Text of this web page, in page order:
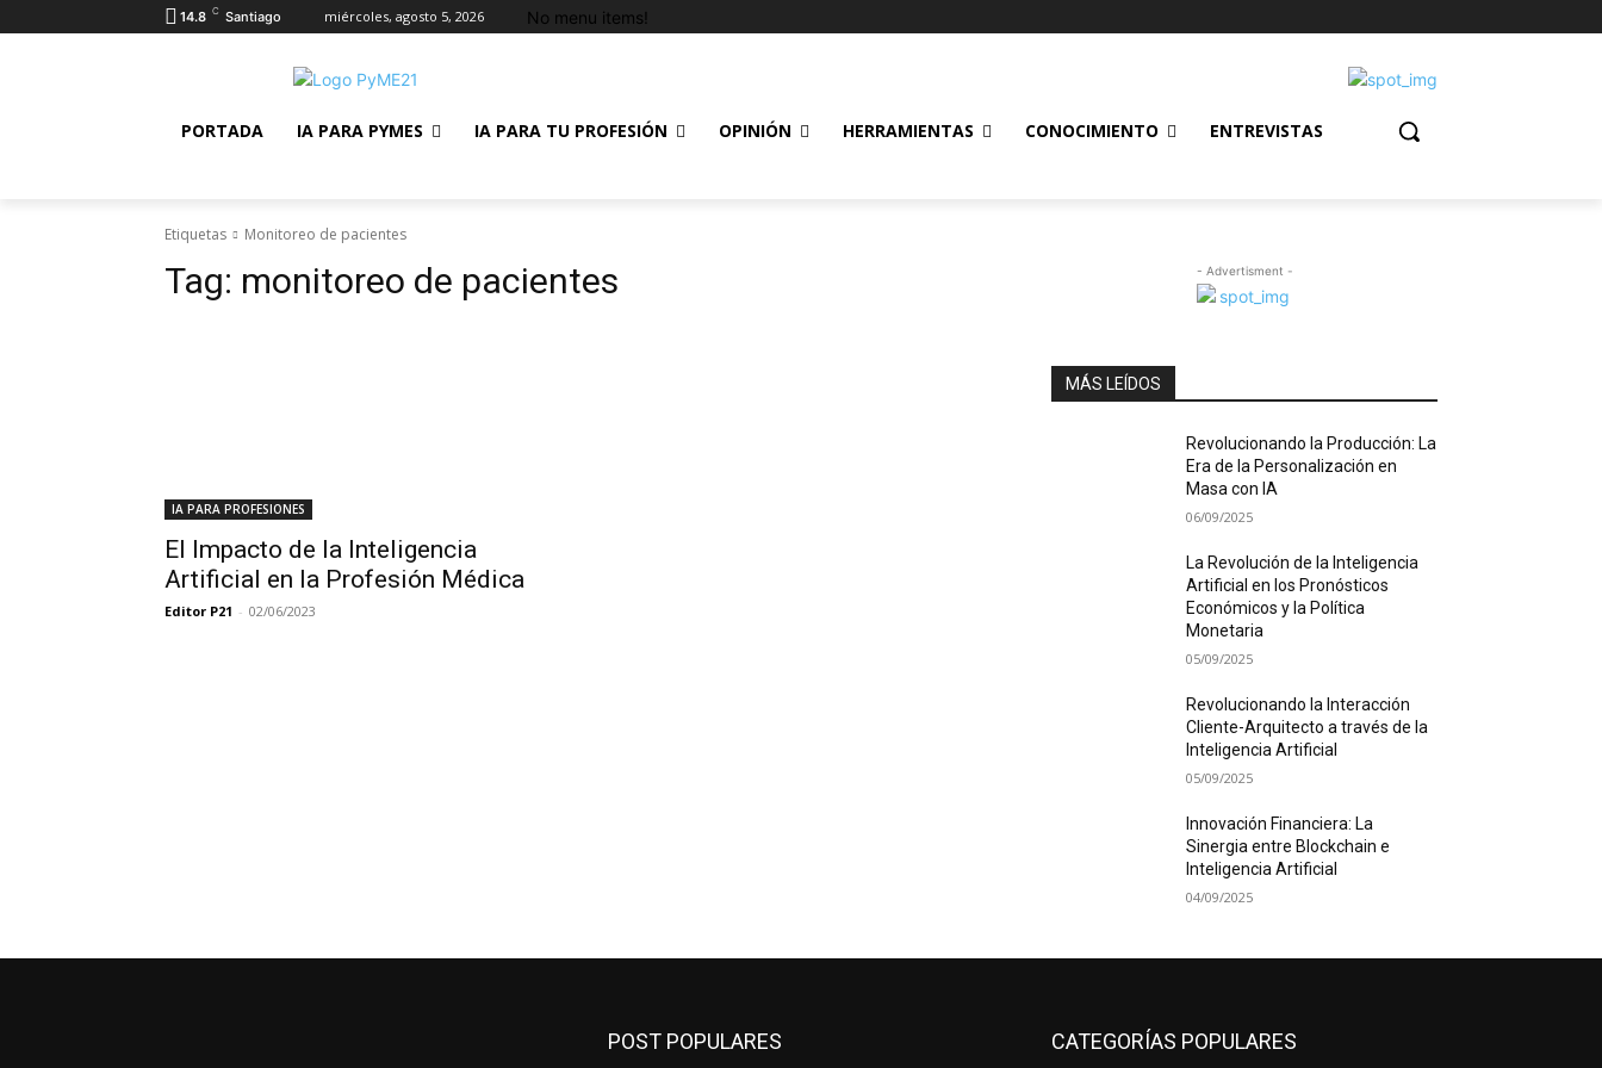
14.8 C Santiago miércoles, agosto 5, 2026 No menu items!
PORTADA IA PARA PYMES IA PARA TU PROFESIÓN OPINIÓN HERRAMIENTAS CONOCIMIENTO ENTREVISTAS
Etiquetas Monitoreo de pacientes
Tag: monitoreo de pacientes
IA PARA PROFESIONES
El Impacto de la Inteligencia
Artificial en la Profesión Médica
Editor P21 - 02/06/2023
- Advertisment -
MÁS LEÍDOS
Revolucionando la Producción: La
Era de la Personalización en
Masa con IA
06/09/2025
La Revolución de la Inteligencia
Artificial en los Pronósticos
Económicos y la Política
Monetaria
05/09/2025
Revolucionando la Interacción
Cliente-Arquitecto a través de la
Inteligencia Artificial
05/09/2025
Innovación Financiera: La
Sinergia entre Blockchain e
Inteligencia Artificial
04/09/2025
POST POPULARES CATEGORÍAS POPULARES